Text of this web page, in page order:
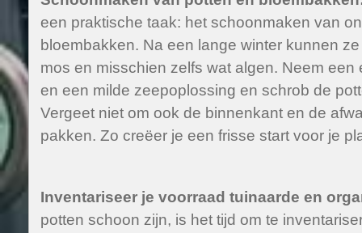
een praktische taak: het schoonmaken van
bloembakken. Na een lange winter kunnen
mos en misschien zelfs wat algen. Neem een
en een milde zeepoplossing en schrob de
Vergeet niet om ook de binnenkant en de
pakken. Zo creëer je een frisse start voor je
Inventariseer je voorraad tuinaarde en
potten schoon zijn, is het tijd om te